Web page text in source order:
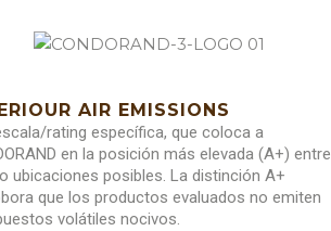
AIR EMISSIONS
rating específica, que coloca a
en la posición más elevada (A+) entre
ubicaciones posibles. La distinción A+
que los productos evaluados no emiten
volátiles nocivos.